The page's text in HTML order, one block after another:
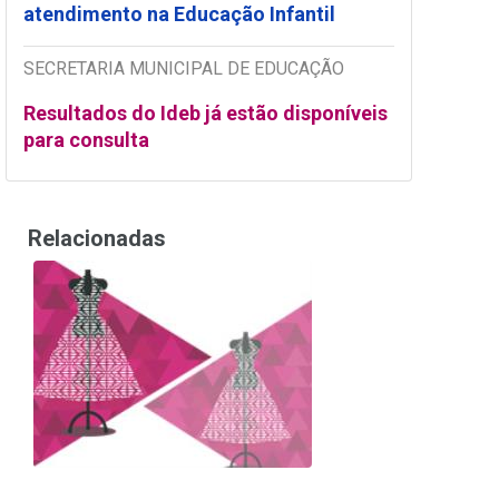
atendimento na Educação Infantil
SECRETARIA MUNICIPAL DE EDUCAÇÃO
Resultados do Ideb já estão disponíveis
para consulta
Relacionadas